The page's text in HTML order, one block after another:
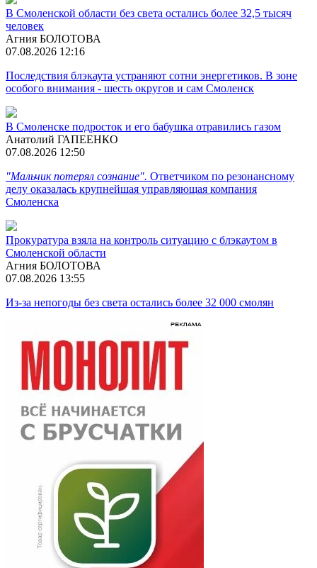
В Смоленской области без света остались более 32,5 тысяч
человек
Агния БОЛОТОВА
07.08.2026 12:16
Последствия блэкаута устраняют сотни энергетиков. В зоне
особого внимания - шесть округов и сам Смоленск
В Смоленске подросток и его бабушка отравились газом
Анатолий ГАПЕЕНКО
07.08.2026 12:50
"Мальчик потерял сознание". Ответчиком по резонансному
делу оказалась крупнейшая управляющая компания
Смоленска
Прокуратура взяла на контроль ситуацию с блэкаутом в
Смоленской области
Агния БОЛОТОВА
07.08.2026 13:55
Из-за непогоды без света остались более 32 000 смолян